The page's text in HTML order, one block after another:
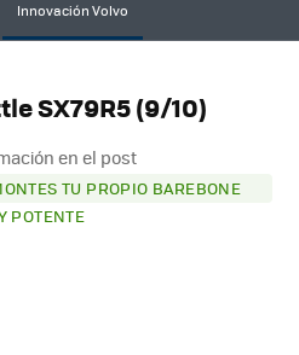
Innovación Volvo
SX79R5 (9/10)
en el post
TU PROPIO BAREBONE
POTENTE